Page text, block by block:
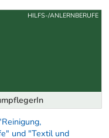
HILFS-/ANLERNBERUFE
und "Textil und